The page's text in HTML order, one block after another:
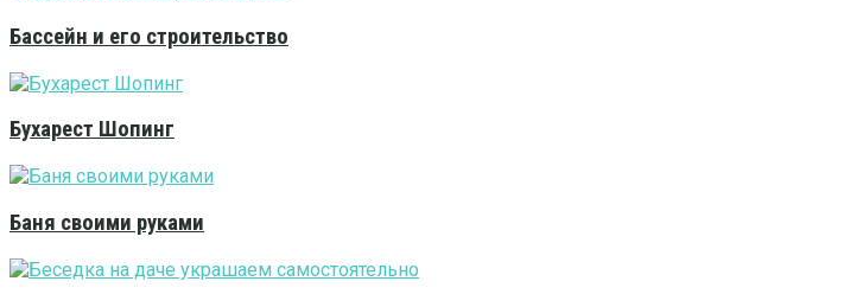
Бассейн и его строительство
Бухарест Шопинг
Баня своими руками